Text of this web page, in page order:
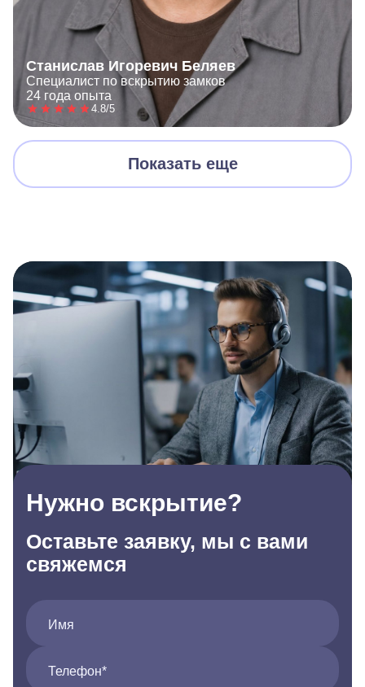
Станислав Игоревич Беляев
Специалист по вскрытию замков
24 года опыта
4.8/5
Показать еще
Нужно вскрытие?
Оставьте заявку, мы с вами
свяжемся
Имя
Телефон*